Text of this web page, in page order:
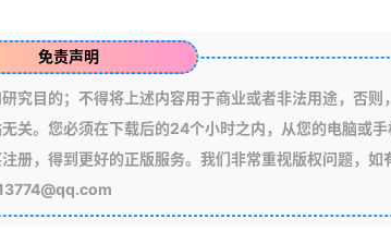
免责声明
究目的；不得将上述内容用于商业或者非法用途，否则
关。您必须在下载后的24个小时之内，从您的电脑或
册，得到更好的正版服务。我们非常重视版权问题，如